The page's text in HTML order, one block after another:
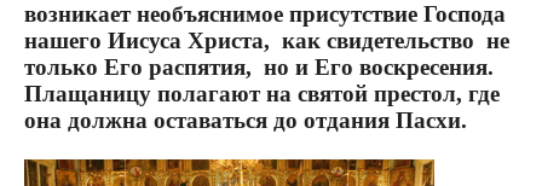
возникает необъяснимое присутствие Господа
нашего Иисуса Христа, как свидетельство не
только Его распятия, но и Его воскресения.
Плащаницу полагают на святой престол, где
она должна оставаться до отдания Пасхи.